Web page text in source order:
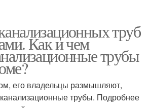
труб
Как и чем
трубы
его владельцы размышляют,
трубы. Подробнее